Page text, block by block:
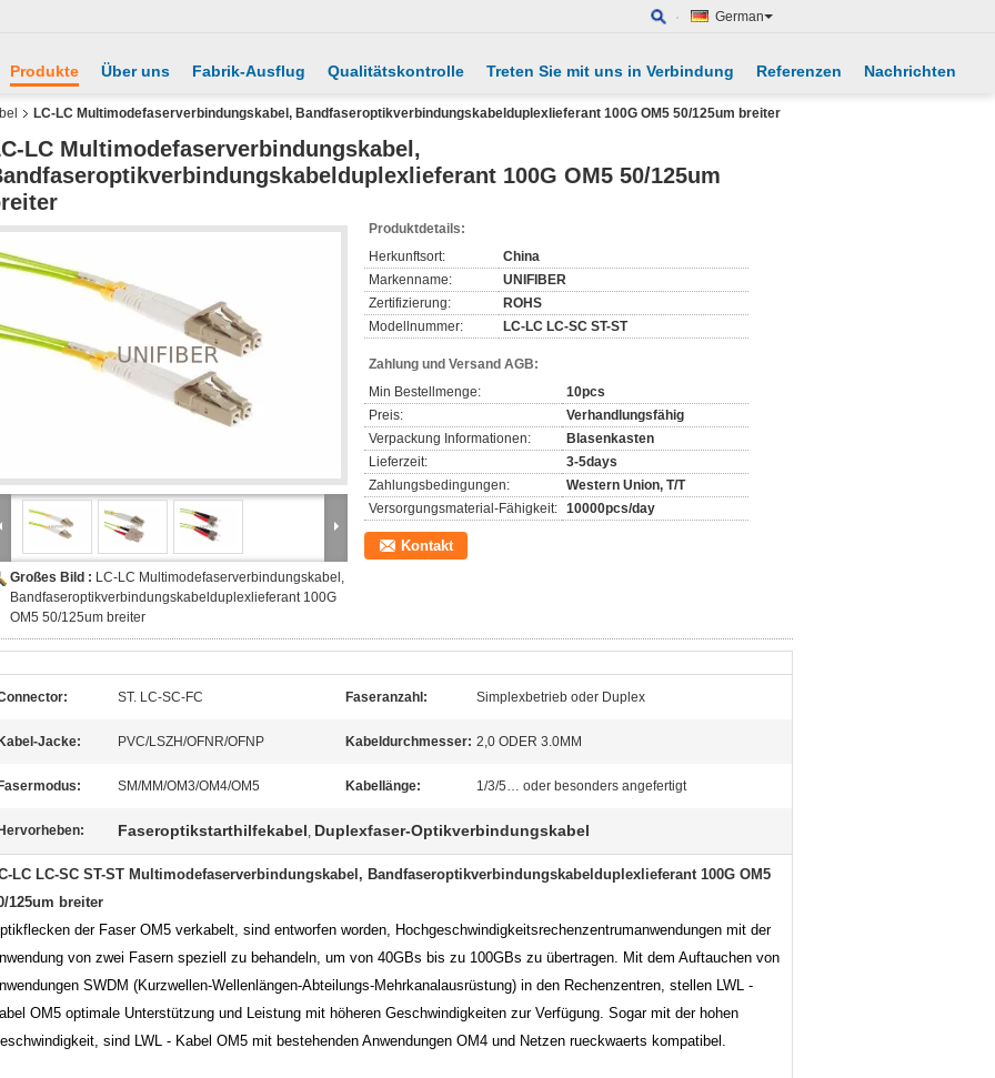
German
Produkte Über uns Fabrik-Ausflug Qualitätskontrolle Treten Sie mit uns in Verbindung Referenzen Nachrichten
LC-LC Multimodefaserverbindungskabel, Bandfaseroptikverbindungskabelduplexlieferant 100G OM5 50/125um breiter
LC Multimodefaserverbindungskabel,
100G OM5 50/125um
Großes Bild : LC-LC Multimodefaserverbindungskabel,
Bandfaseroptikverbindungskabelduplexlieferant 100G
OM5 50/125um breiter
Produktdetails:
Herkunftsort:
China
Markenname:
UNIFIBER
Zertifizierung:
ROHS
Modellnummer:
LC-LC LC-SC ST-ST
Zahlung und Versand AGB:
Min Bestellmenge:
10pcs
Preis:
Verhandlungsfähig
Verpackung Informationen:
Blasenkasten
Lieferzeit:
3-5days
Zahlungsbedingungen:
Western Union, T/T
Versorgungsmaterial-Fähigkeit: 10000pcs/day
Kontakt
ST. LC-SC-FC Faseranzahl: Simplexbetrieb oder Duplex
Kabel-Jacke: PVC/LSZH/OFNR/OFNP Kabeldurchmesser: 2,0 ODER 3.0MM
Fasermodus: SM/MM/OM3/OM4/OM5 Kabellänge: 1/3/5… oder besonders angefertigt
Hervorheben: Faseroptikstarthilfekabel, Duplexfaser-Optikverbindungskabel
LC LC-SC ST-ST Multimodefaserverbindungskabel, Bandfaseroptikverbindungskabelduplexlieferant 100G OM5
125um breiter
der Faser OM5 verkabelt, sind entworfen worden, Hochgeschwindigkeitsrechenzentrumanwendungen mit der
von zwei Fasern speziell zu behandeln, um von 40GBs bis zu 100GBs zu übertragen. Mit dem Auftauchen von
SWDM (Kurzwellen-Wellenlängen-Abteilungs-Mehrkanalausrüstung) in den Rechenzentren, stellen LWL -
OM5 optimale Unterstützung und Leistung mit höheren Geschwindigkeiten zur Verfügung. Sogar mit der hohen
sind LWL - Kabel OM5 mit bestehenden Anwendungen OM4 und Netzen rueckwaerts kompatibel.